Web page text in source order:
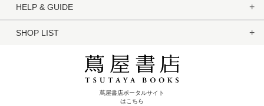
HELP & GUIDE
SHOP LIST
蔦屋書店ポータルサイト
はこちら